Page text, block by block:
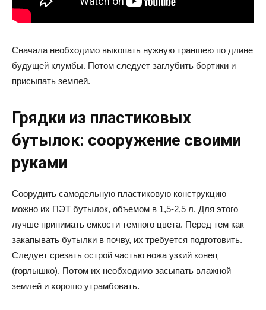
Сначала необходимо выкопать нужную траншею по длине
будущей клумбы. Потом следует заглубить бортики и
присыпать землей.
Грядки из пластиковых
бутылок: сооружение своими
руками
Соорудить самодельную пластиковую конструкцию
можно их ПЭТ бутылок, объемом в 1,5-2,5 л. Для этого
лучше принимать емкости темного цвета. Перед тем как
закапывать бутылки в почву, их требуется подготовить.
Следует срезать острой частью ножа узкий конец
(горлышко). Потом их необходимо засыпать влажной
землей и хорошо утрамбовать.